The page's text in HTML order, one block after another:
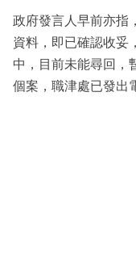
政府發言人早前亦指
資料，即已確認收妥
中，目前未能尋回，
個案，職津處已發出